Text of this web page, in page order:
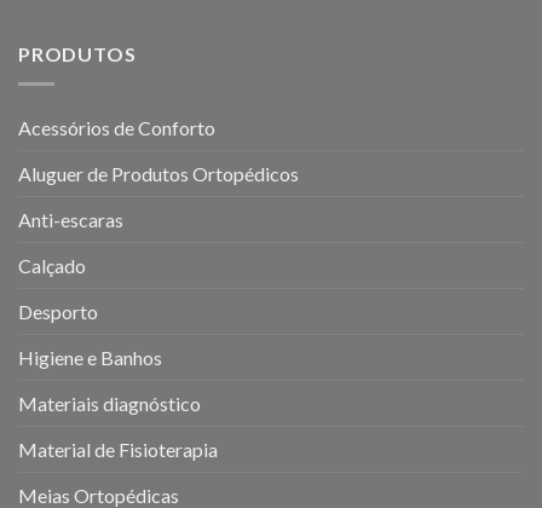
PRODUTOS
Acessórios de Conforto
Aluguer de Produtos Ortopédicos
Anti-escaras
Calçado
Desporto
Higiene e Banhos
Materiais diagnóstico
Material de Fisioterapia
Meias Ortopédicas